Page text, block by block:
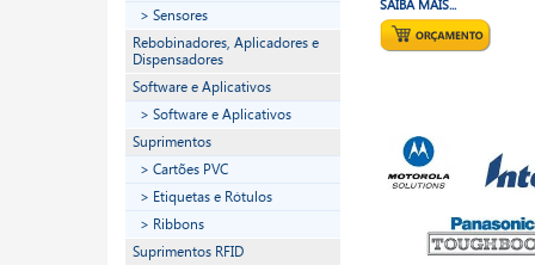
> Sensores
Rebobinadores, Aplicadores e
Dispensadores
Software e Aplicativos
> Software e Aplicativos
Suprimentos
> Cartões PVC
> Etiquetas e Rótulos
> Ribbons
Suprimentos RFID
SAIBA MAIS...